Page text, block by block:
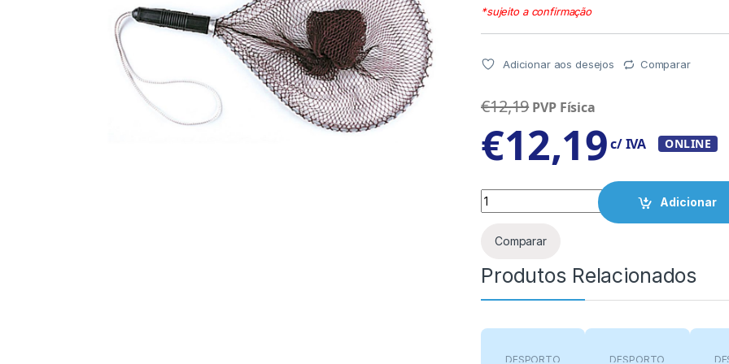
*sujeito a confirmação
Adicionar aos desejos Comparar
€12,19 PVP Física
€12,19c/ IVA ONLINE
Quantity
Adicionar
Comparar
Produtos Relacionados
DESPORTO
DESPORTO